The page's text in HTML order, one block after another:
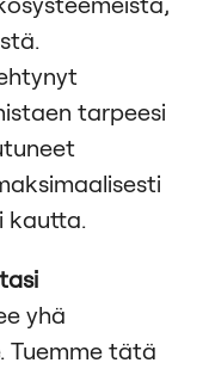
tarpeesi
kautta.
yhä
Tuemme tätä